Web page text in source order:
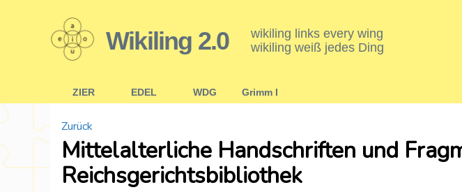
Wikiling 2.0
wikiling links every wing
wikiling weiß jedes Ding
ZIER EDEL WDG Grimm I
Zurück
Mittelalterliche Handschriften und
Reichsgerichtsbibliothek